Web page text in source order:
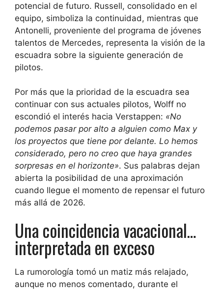
potencial de futuro. Russell, consolidado en el
equipo, simboliza la continuidad, mientras que
Antonelli, proveniente del programa de jóvenes
talentos de Mercedes, representa la visión de la
escuadra sobre la siguiente generación de
pilotos.
Por más que la prioridad de la escuadra sea
continuar con sus actuales pilotos, Wolff no
escondió el interés hacia Verstappen: «No
podemos pasar por alto a alguien como Max y
los proyectos que tiene por delante. Lo hemos
considerado, pero no creo que haya grandes
sorpresas en el horizonte». Sus palabras dejan
abierta la posibilidad de una aproximación
cuando llegue el momento de repensar el futuro
más allá de 2026.
Una coincidencia vacacional…
interpretada en exceso
La rumorología tomó un matiz más relajado,
aunque no menos comentado, durante el